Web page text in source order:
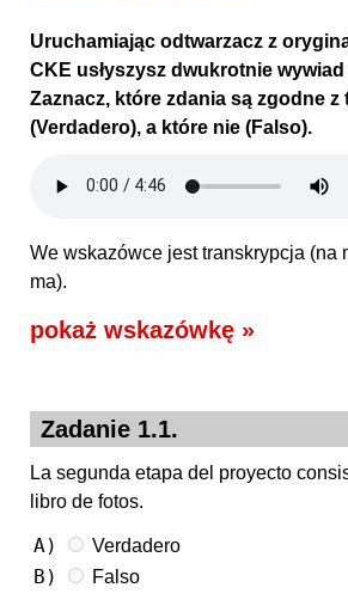
Uruchamiając odtwarzacz z
CKE usłyszysz dwukrotnie
Zaznacz, które zdania są zgodne z
(Verdadero), a które nie (Falso).
We wskazówce jest transkrypcja (na
ma).
pokaż wskazówkę »
Zadanie 1.1.
La segunda etapa del proyecto
libro de fotos.
A) Verdadero
B) Falso